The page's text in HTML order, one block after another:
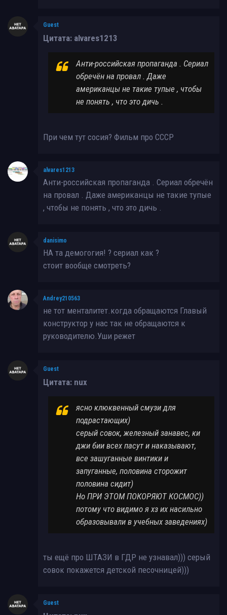
Guest
Цитата: alvares1213
Анти-российская пропаганда . Сериал
обречён на провал . Даже
американцы не такие тупые , чтобы
не понять , что это дичь .
При чем тут сосия? Фильм про СССР
alvares1213
Анти-российская пропаганда . Сериал обречён
на провал . Даже американцы не такие тупые
, чтобы не понять , что это дичь .
danisimo
НА та демогогия! ? сериал как ?
стоит вообще смотреть?
Andrey210563
не тот менталитет.когда обращаются Главый
конструктор у нас так не обращаются к
руководителю.Уши режет
Guest
Цитата: nux
ясно клюквенный смузи для
подрастающих)
серый совок, железный занавес, ки
джи бии всех пасут и наказывают,
все зашуганные винтики и
запуганные, половина сторожит
половина сидит)
Но ПРИ ЭТОМ ПОКОРЯЮТ КОСМОС))
потому что видимо я хз их насильно
образовывали в учебных заведениях)
ты ещё про ШТАЗИ в ГДР не узнавал))) серый
совок покажется детской песочницей)))
Guest